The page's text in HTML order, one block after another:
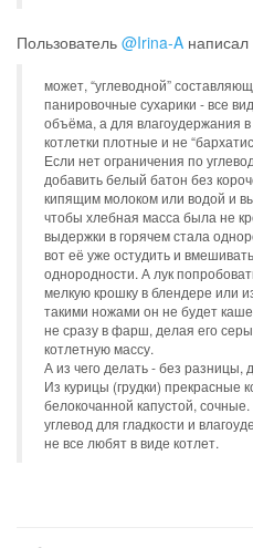
Пользователь @Irina-A написал
может, “углеводной”
панировочные сухарики - все
объёма, а для влагоудержания
котлетки плотные и не
Если нет ограничения по
добавить белый батон без
кипящим молоком или водой и
чтобы хлебная масса была не
выдержки в горячем стала
вот её уже остудить и
однородности. А лук
мелкую крошку в блендере или
такими ножами он не будет
не сразу в фарш, делая его
котлетную массу.
А из чего делать - без разницы,
Из курицы (грудки) прекрасные
белокочанной капустой,
углевод для гладкости и
не все любят в виде котлет.